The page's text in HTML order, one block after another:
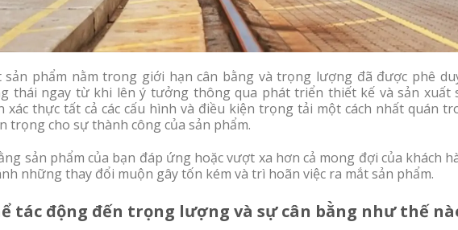
phẩm nằm trong giới hạn cân bằng và trọng lượng đã được phê
thái ngay từ khi lên ý tưởng thông qua phát triển thiết kế và sản xuất
xác thực tất cả các cấu hình và điều kiện trọng tải một cách nhất quán
trọng cho sự thành công của sản phẩm.
sản phẩm của bạn đáp ứng hoặc vượt xa hơn cả mong đợi của khách
những thay đổi muộn gây tốn kém và trì hoãn việc ra mắt sản phẩm.
tác động đến trọng lượng và sự cân bằng như thế